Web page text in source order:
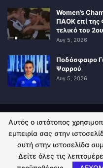
Women’s
ΠΑΟΚ επί της
τελικό του
Αυγ 5, 2026
Ποδόσφαιρο
Ψαρρού
Αυγ 5, 2026
ΠΟΛΙΤΙΚΗ
© 2026 -
Αυτός ο ιστότοπος
εμπειρία σας στην
αυτή στην ιστοσελίδα
Δείτε όλες τις